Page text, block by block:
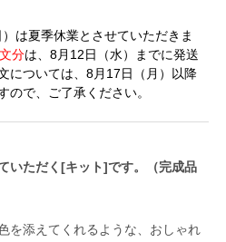
は夏季休業とさせていただきま
分は、8月12日（水）までに発送
については、8月17日（月）以降
ので、ご了承ください。
いただく[キット]です。（完成品
を添えてくれるような、おしゃれ